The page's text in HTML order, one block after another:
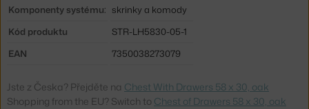
Komponenty systému: skrinky a komody
Kód produktu
STR-LH5830-05-1
EAN
7350038273079
Jste z Česka? Přejděte na Chest With Drawers 58 x 30, oak
Shopping from the EU? Switch to Chest of Drawers 58 x 30, oak